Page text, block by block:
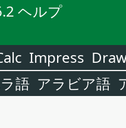
ヘルプ
Impress
語 アラビア語